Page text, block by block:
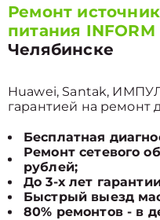
Ремонт
питания INFORM
Челябинске
Huawei, Santak,
гарантией на ремонт
Бесплатная
Ремонт сетевого
рублей;
До 3-х лет
Быстрый выезд
80% ремонтов - в